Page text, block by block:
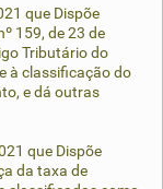
que Dispõe
159, de 23 de
Tributário do
à classificação do
e dá outras
que Dispõe
da taxa de